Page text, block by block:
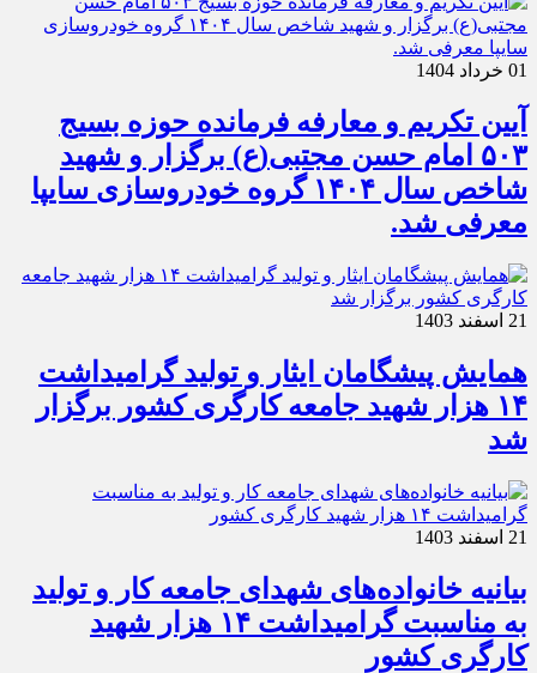
01 خرداد 1404
آیین تکریم و معارفه فرمانده حوزه بسیج
۵۰۳ امام حسن مجتبی(ع) برگزار و شهید
شاخص سال ۱۴۰۴ گروه خودروسازی سایپا
معرفی شد.
21 اسفند 1403
همایش پیشگامان ایثار و تولید گرامیداشت
۱۴ هزار شهید جامعه کارگری کشور برگزار
شد
21 اسفند 1403
بیانیه خانواده‌های شهدای جامعه کار و تولید
به مناسبت گرامیداشت ۱۴ هزار شهید
کارگری کشور